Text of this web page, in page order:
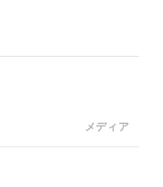
メディア